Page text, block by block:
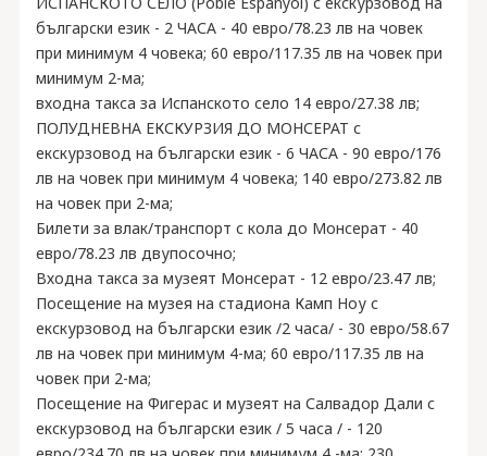
български език - 2 ЧАСА - 40 евро/78.23 лв на човек
при минимум 4 човека; 60 евро/117.35 лв на човек при
минимум 2-ма;
входна такса за Испанското село 14 евро/27.38 лв;
ПОЛУДНЕВНА ЕКСКУРЗИЯ ДО МОНСЕРАТ с
екскурзовод на български език - 6 ЧАСА - 90 евро/176
лв на човек при минимум 4 човека; 140 евро/273.82 лв
на човек при 2-ма;
Билети за влак/транспорт с кола до Монсерат - 40
евро/78.23 лв двупосочно;
Входна такса за музеят Монсерат - 12 евро/23.47 лв;
Посещение на музея на стадиона Камп Ноу с
екскурзовод на български език /2 часа/ - 30 евро/58.67
лв на човек при минимум 4-ма; 60 евро/117.35 лв на
човек при 2-ма;
Посещение на Фигерас и музеят на Салвадор Дали с
екскурзовод на български език / 5 часа / - 120